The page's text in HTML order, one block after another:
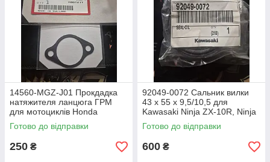
14560-MGZ-J01 Прокдадка
натяжителя ланцюга ГРМ
для мотоциклів Honda
CB500, Honda CBR500,
Honda Rebel CMX500
Готово до відправки
250 ₴
92049-0072 Сальник вилки
43 x 55 x 9,5/10,5 для
Kawasaki Ninja ZX-10R, Ninja
H2 Carbon, Kawasaki Ninja
H2, Kawasaki Ninja H2R
Готово до відправки
600 ₴